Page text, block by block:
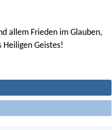
allem Frieden im Glauben,
Geistes!